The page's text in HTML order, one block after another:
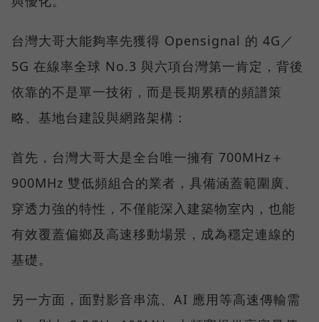
台灣大哥大能夠率先獲得 Opensignal 的 4G／
5G 在線率全球 No.3 與六項台灣第一肯定，背後
依靠的不是單一技術，而是長期累積的頻譜策
略、基地台建設與網路架構：
首先，台灣大哥大是全台唯一擁有 700MHz＋
900MHz 雙低頻組合的業者，具備涵蓋範圍廣、
穿透力強的特性，不僅能深入建築物室內，也能
有效覆蓋偏鄉及高速移動場景，成為穩定連線的
基礎。
另一方面，面對影音串流、AI 應用等高速傳輸需